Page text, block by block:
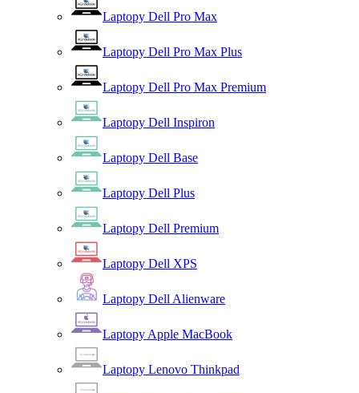
Laptopy Dell Pro Max
Laptopy Dell Pro Max Plus
Laptopy Dell Pro Max Premium
Laptopy Dell Inspiron
Laptopy Dell Base
Laptopy Dell Plus
Laptopy Dell Premium
Laptopy Dell XPS
Laptopy Dell Alienware
Laptopy Apple MacBook
Laptopy Lenovo Thinkpad